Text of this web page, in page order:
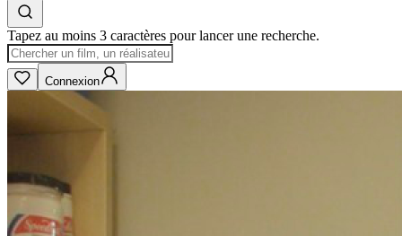
Tapez au moins 3 caractères pour lancer une recherche.
Connexion